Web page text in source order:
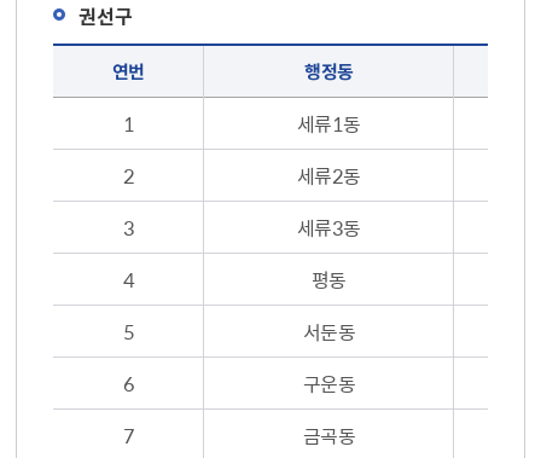
권선구
연번 행정동
1
세류1동
2
세류2동
3
세류3동
4
평동
5
서둔동
6
구운동
7
금곡동